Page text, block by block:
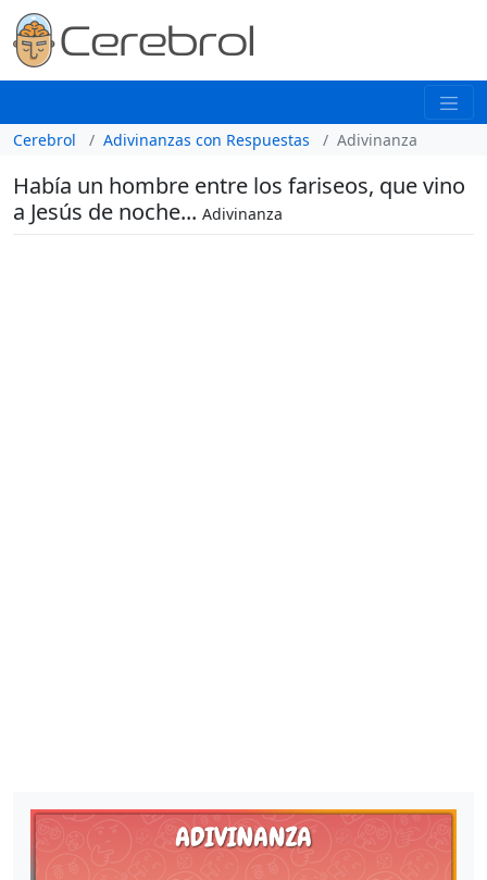
Cerebrol Adivinanzas con Respuestas Adivinanza
Había un hombre entre los fariseos, que vino
a Jesús de noche... Adivinanza